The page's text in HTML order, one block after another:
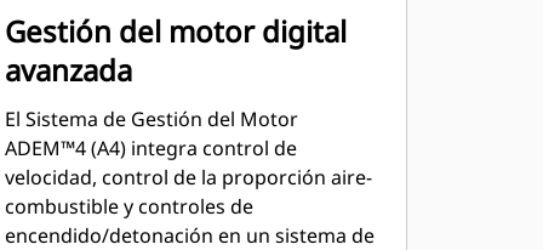
Gestión del motor digital
avanzada
El Sistema de Gestión del Motor
ADEM™4 (A4) integra control de
velocidad, control de la proporción aire-
combustible y controles de
encendido/detonación en un sistema de